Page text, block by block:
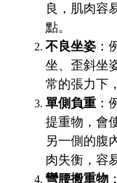
良，肌肉容
點。
不良坐姿 ：
坐、歪斜坐
常的張力下
單側負重 ：
提重物，會
另一側的腹
肉失衡，容
彎腰搬重物